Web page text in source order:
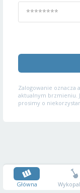
Zalogowanie oznacza
aktualnym brzmieniu.
prosimy o
Główna